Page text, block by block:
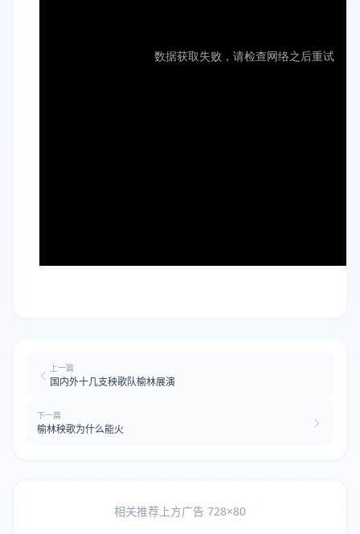
上一篇
国内外十几支秧歌队榆林展演
下一篇
榆林秧歌为什么能火
相关推荐上方广告 728×80